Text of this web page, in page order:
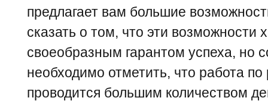
предлагает вам большие
сказать о том, что эти возможности
своеобразным гарантом успеха, но
необходимо отметить, что работа
проводится большим количеством